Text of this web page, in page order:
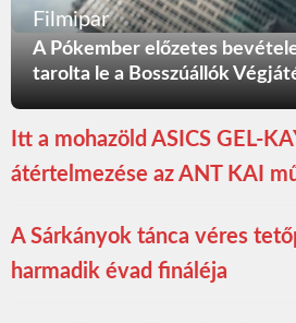
Filmipar
A Pókember előzetes
tarolta le a Bosszúállók
Itt a mohazöld ASICS GEL-
átértelmezése az ANT KAI
A Sárkányok tánca véres
harmadik évad fináléja